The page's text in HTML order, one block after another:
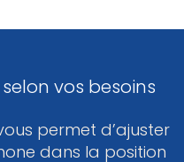
vos besoins
permet d’ajuster
dans la position